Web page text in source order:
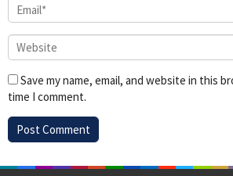
Save my name, email, and website in this
time I comment.